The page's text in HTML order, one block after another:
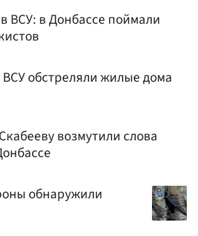
ВСУ: в Донбассе поймали
обстреляли жилые дома
возмутили слова
обнаружили